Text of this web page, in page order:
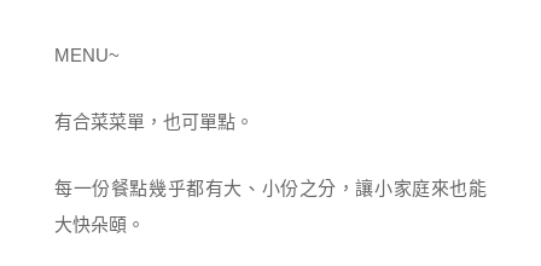
MENU~
有合菜菜單，也可單點。
每一份餐點幾乎都有大、小份之分，讓小家庭來也能
大快朵頤。